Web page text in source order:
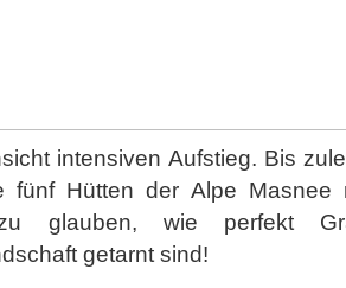
intensiven Aufstieg. Bis
fünf Hütten der Alpe Masnee
glauben, wie perfekt
getarnt sind!